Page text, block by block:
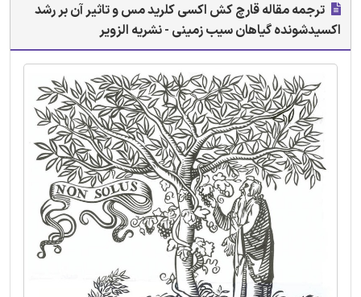
ترجمه مقاله قارچ کش اکسی کلرید مس و تاثیر آن بر رشد
اکسیدشونده گیاهان سیب زمینی - نشریه الزویر